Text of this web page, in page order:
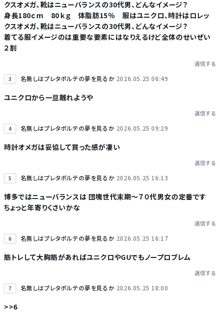
クスオメガ、靴はニューバランスの30代男、どんなイメージ？
身長180ｃｍ 80ｋｇ 体脂肪15％ 服はユニクロ、時計はロレッ
クスオメガ、靴はニューバランスの30代男、どんなイメージ？
着てる服イメージのは重要な要素にはなりえるけど全体のせいぜい
２割
返信する
3 名無しはプレタポルテの夢を見るか 2026.05.25 06:49
ユニクロから一旦離れようや
返信する
4 名無しはプレタポルテの夢を見るか 2026.05.25 09:29
時計オメガは妥協して買った感が凄い
返信する
5 名無しはプレタポルテの夢を見るか 2026.05.25 16:13
博多ではニューバランスは 団塊世代末期〜７０代男女の定番です
ちょっと年寄りくさいかな
返信する
6 名無しはプレタポルテの夢を見るか 2026.05.25 16:17
筋トレして大胸筋があればユニクロやGUでもノープロブレム
返信する
7 名無しはプレタポルテの夢を見るか 2026.05.25 18:00
>>6